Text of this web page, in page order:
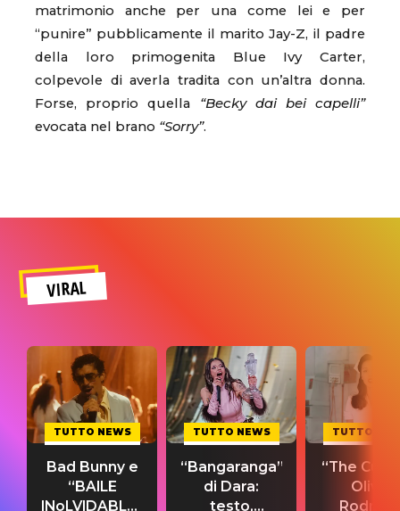
matrimonio anche per una come lei e per
“punire” pubblicamente il marito Jay-Z, il padre
della loro primogenita Blue Ivy Carter,
colpevole di averla tradita con un’altra donna.
Forse, proprio quella “Becky dai bei capelli”
evocata nel brano “Sorry”.
VIRAL
TUTTO NEWS
Bad Bunny e
“BAILE
INoLVIDABLE”:
TUTTO NEWS
“Bangaranga”
di Dara:
testo,
TUTTO
“The
Olivia